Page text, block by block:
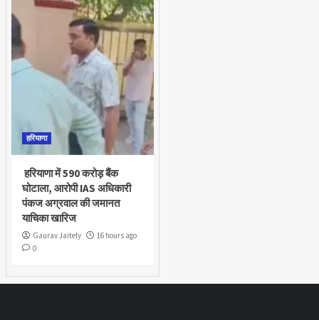
हरियाणा
हरियाणा में 590 करोड़ बैंक
घोटाला, आरोपी IAS अधिकारी
पंकज अग्रवाल की जमानत
याचिका खारिज
Gaurav Jaitely
16 hours ago
0